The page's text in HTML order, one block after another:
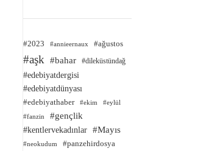
#2023 #annieernaux #ağustos
#aşk #bahar #dileküstündağ
#edebiyatdergisi
#edebiyatdünyası
#edebiyathaber #ekim #eylül
#fanzin
#gençlik
#kentlervekadınlar #Mayıs
#neokudum
#panzehirdosya